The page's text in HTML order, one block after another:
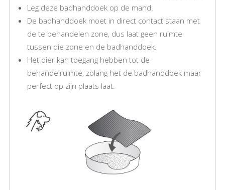
Leg deze badhanddoek op de mand.
De badhanddoek moet in direct contact staan met
de te behandelen zone, dus laat geen ruimte
tussen die zone en de badhanddoek.
Het dier kan toegang hebben tot de
behandelruimte, zolang het de badhanddoek maar
perfect op zijn plaats laat.